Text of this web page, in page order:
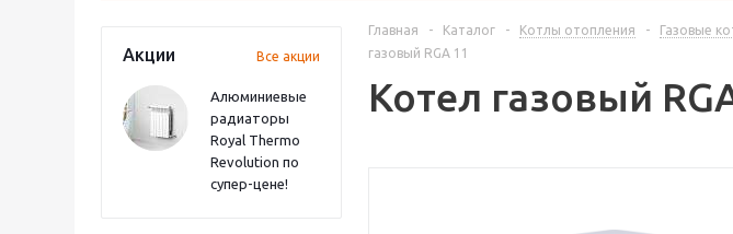
Акции Все акции
Алюминиевые
радиаторы
Royal Thermo
Revolution по
супер-цене!
Главная - Каталог - Котлы отопления - Газовые
газовый RGA 11
Котел газовый